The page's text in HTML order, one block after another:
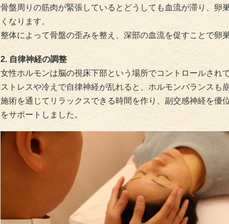
骨盤周りの筋肉が緊張しているとどうしても血流が滞り、卵
くなります。
整体によって骨盤の歪みを整え、深部の血流を促すことで卵
2. 自律神経の調整
女性ホルモンは脳の視床下部という場所でコントロールされて
ストレスや冷えで自律神経が乱れると、ホルモンバランスも
施術を通じてリラックスできる時間を作り、副交感神経を優
をサポートしました。